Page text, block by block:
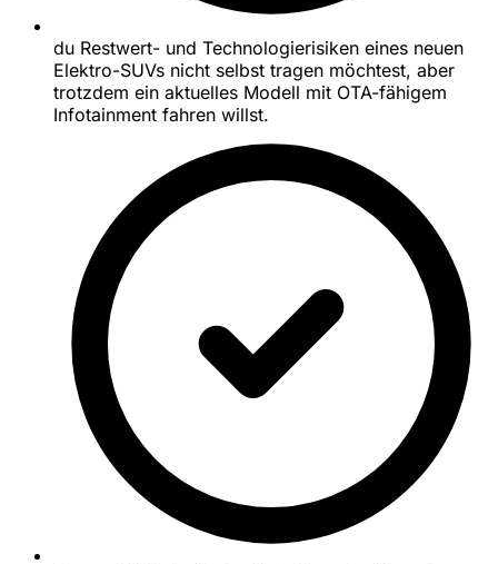
du Restwert- und Technologierisiken eines neuen
Elektro-SUVs nicht selbst tragen möchtest, aber
trotzdem ein aktuelles Modell mit OTA-fähigem
Infotainment fahren willst.